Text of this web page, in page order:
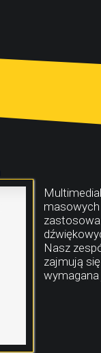
masowych
Nasz
zajmują